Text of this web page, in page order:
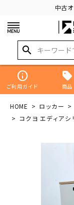
中古
search
info
ご利用ガイド 商品
HOME ロッカー
コクヨ エディアシ